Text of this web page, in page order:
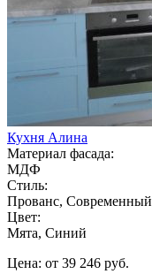
Кухня Алина
Материал фасада:
МДФ
Стиль:
Прованс, Современный
Цвет:
Мята, Синий
Цена: от 39 246 руб.